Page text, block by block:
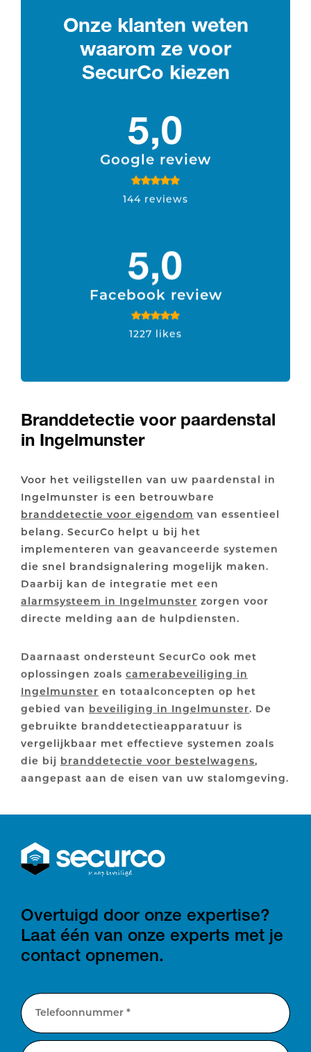
Onze klanten weten
waarom ze voor
SecurCo kiezen
5,0
Google review
144 reviews
5,0
Facebook review
1227 likes
Branddetectie voor paardenstal
in Ingelmunster
Voor het veiligstellen van uw paardenstal in
Ingelmunster is een betrouwbare
branddetectie voor eigendom van essentieel
belang. SecurCo helpt u bij het
implementeren van geavanceerde systemen
die snel brandsignalering mogelijk maken.
Daarbij kan de integratie met een
alarmsysteem in Ingelmunster zorgen voor
directe melding aan de hulpdiensten.
Daarnaast ondersteunt SecurCo ook met
oplossingen zoals camerabeveiliging in
Ingelmunster en totaalconcepten op het
gebied van beveiliging in Ingelmunster. De
gebruikte branddetectieapparatuur is
vergelijkbaar met effectieve systemen zoals
die bij branddetectie voor bestelwagens,
aangepast aan de eisen van uw stalomgeving.
Overtuigd door onze expertise?
Laat één van onze experts met je
contact opnemen.
Telefoonnummer *